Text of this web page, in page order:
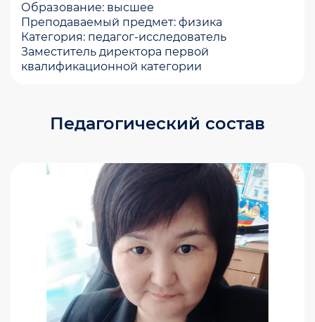
​Образование: высшее
Преподаваемый предмет: физика
Категория: педагог-исследователь
Заместитель директора первой
квалификационной категории
Педагогический состав